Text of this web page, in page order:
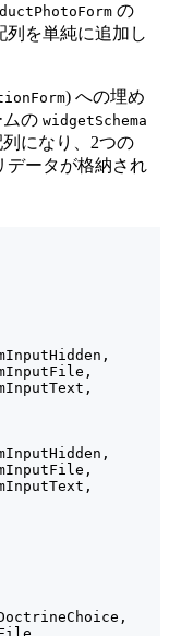
の
列を単純に追加し
) への埋め
の widgetSchema
になり、2つの
データが格納され